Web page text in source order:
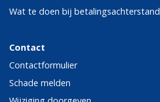
Wat te doen bij betalingsachterstand
Contact
Contactformulier
Schade melden